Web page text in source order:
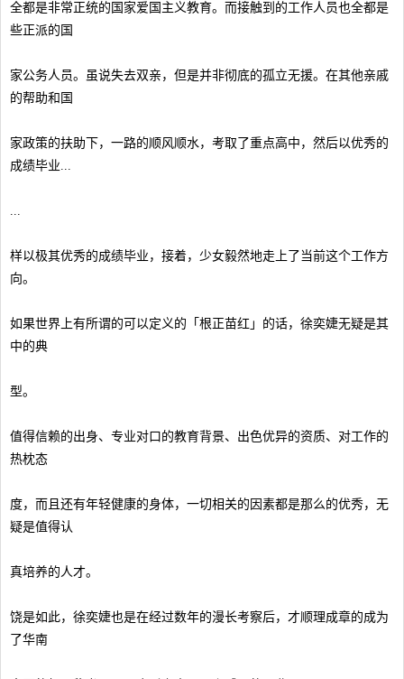
全都是非常正统的国家爱国主义教育。而接触到的工作人员也全都是
些正派的国
家公务人员。虽说失去双亲，但是并非彻底的孤立无援。在其他亲戚
的帮助和国
家政策的扶助下，一路的顺风顺水，考取了重点高中，然后以优秀的
成绩毕业...
...
样以极其优秀的成绩毕业，接着，少女毅然地走上了当前这个工作方
向。
如果世界上有所谓的可以定义的「根正苗红」的话，徐奕婕无疑是其
中的典
型。
值得信赖的出身、专业对口的教育背景、出色优异的资质、对工作的
热枕态
度，而且还有年轻健康的身体，一切相关的因素都是那么的优秀，无
疑是值得认
真培养的人才。
饶是如此，徐奕婕也是在经过数年的漫长考察后，才顺理成章的成为
了华南